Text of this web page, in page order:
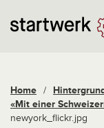
Home /
«Mit einer
newyork_flickr.jpg